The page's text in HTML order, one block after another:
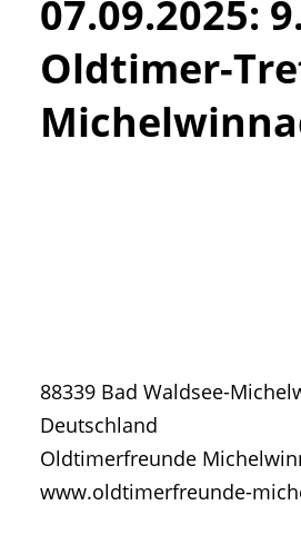
• Geschichte und
• Messen und
• Mitteilung der Redaktion
• Agritechnica Neuheiten
07.09.2025:
Oldtimer-
88339 Bad Waldsee-
Deutschland
Oldtimerfreunde
www.oldtimerfreunde-